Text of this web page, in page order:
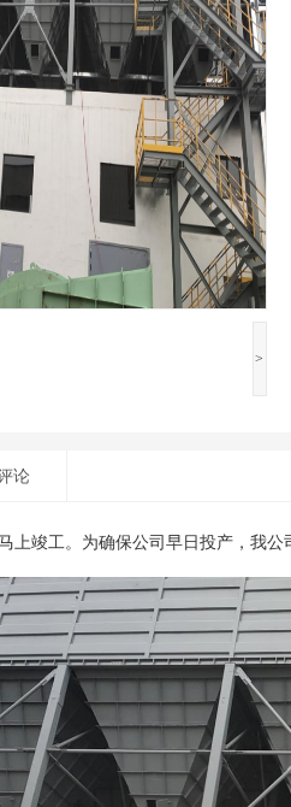
>
论
上竣工。为确保公司早日投产，我